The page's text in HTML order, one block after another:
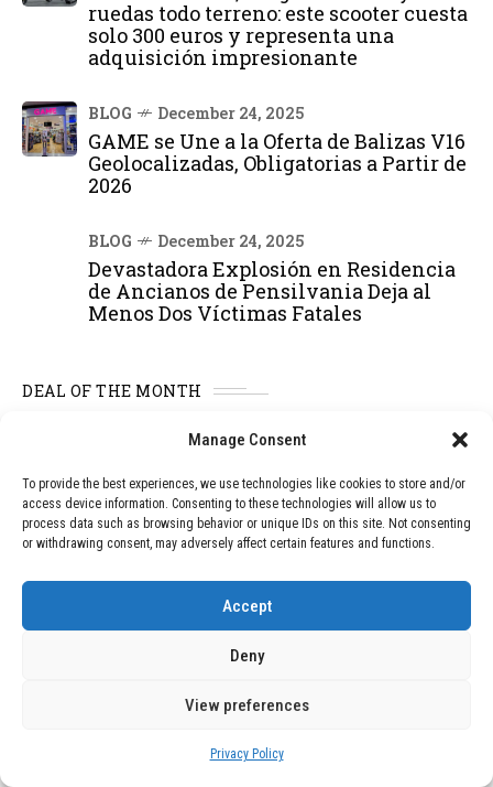
Manage Consent
To provide the best experiences, we use technologies like cookies to store and/or
access device information. Consenting to these technologies will allow us to
process data such as browsing behavior or unique IDs on this site. Not consenting
or withdrawing consent, may adversely affect certain features and functions.
Accept
Deny
View preferences
Privacy Policy
ruedas todo terreno: este scooter cuesta
solo 300 euros y representa una
adquisición impresionante
BLOG December 24, 2025
GAME se Une a la Oferta de Balizas V16
Geolocalizadas, Obligatorias a Partir de
2026
BLOG December 24, 2025
Devastadora Explosión en Residencia
de Ancianos de Pensilvania Deja al
Menos Dos Víctimas Fatales
DEAL OF THE MONTH
December 24, 2025
grabación cómo añadir 400 km de rango
en apenas 5 minutos de carga
02
Motor de 800 W, rango de 45 km y
solo 300 euros y representa una
December 24, 2025